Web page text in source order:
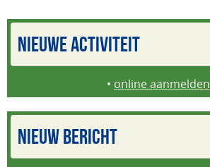
NIEUWE ACTIVITEIT
• online aanmelden
NIEUW BERICHT